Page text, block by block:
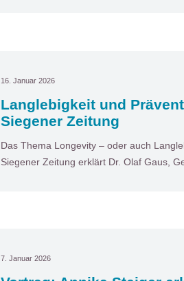
16. Januar 2026
Langlebigkeit und
Siegener Zeitung
Das Thema Longevity – oder auch
Siegener Zeitung erklärt Dr. Olaf Gaus,
7. Januar 2026